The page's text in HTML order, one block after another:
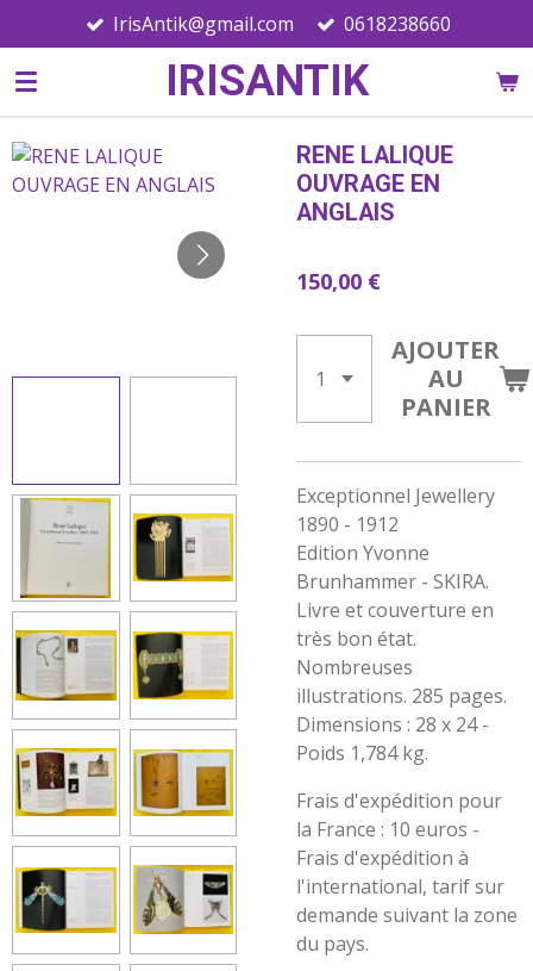
au
contenu
IRISANTIK
IrisAntik@gmail.com 0618238660
RENE LALIQUE
OUVRAGE EN
ANGLAIS
150,00 €
AJOUTER
AU
PANIER
Exceptionnel Jewellery
1890 - 1912
Edition Yvonne
Brunhammer - SKIRA.
Livre et couverture en
très bon état.
Nombreuses
illustrations. 285 pages.
Dimensions : 28 x 24 -
Poids 1,784 kg.
Frais d'expédition pour
la France : 10 euros -
Frais d'expédition à
l'international, tarif sur
demande suivant la zone
du pays.